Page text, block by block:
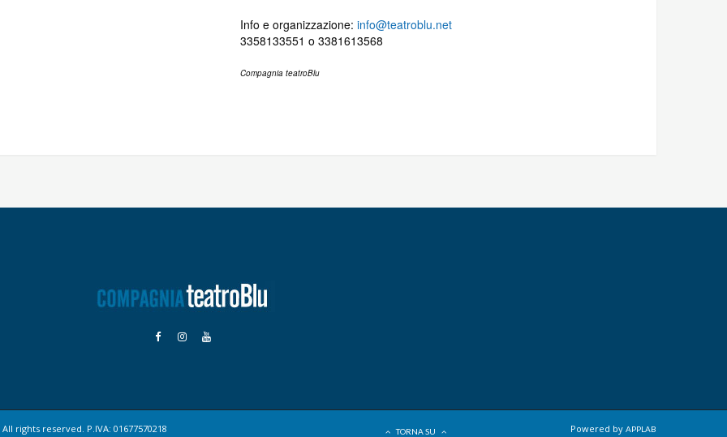
Info e organizzazione:info@teatroblu.net
3358133551 o 3381613568
Compagnia teatroBlu
rights reserved. P.IVA: 01677570218 TORNA SU Powered by APPLAB